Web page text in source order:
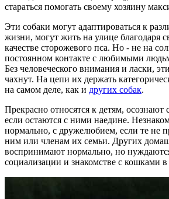
стараться помогать своему хозяину
Эти собаки могут адаптироваться к
жизни, могут жить на улице благодаря
качестве сторожевого пса. Но - не на
постоянном контакте с любимыми
Без человеческого внимания и ласки,
чахнут. На цепи их держать
на самом деле, как и других собак.
Прекрасно относятся к детям, осознают
если остаются с ними наедине.
нормально, с дружелюбием, если те не
ним или членам их семьи. Других
воспринимают нормально, но
социализации и знакомстве с кошками в